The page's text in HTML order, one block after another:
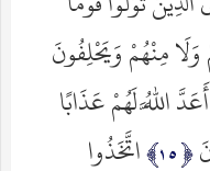
مِنْهُمْ وَيَحْلِفُونَ
أَعَدَّ اللَّهُ لَهُمْ عَذَابًا
اتَّخَذُوا